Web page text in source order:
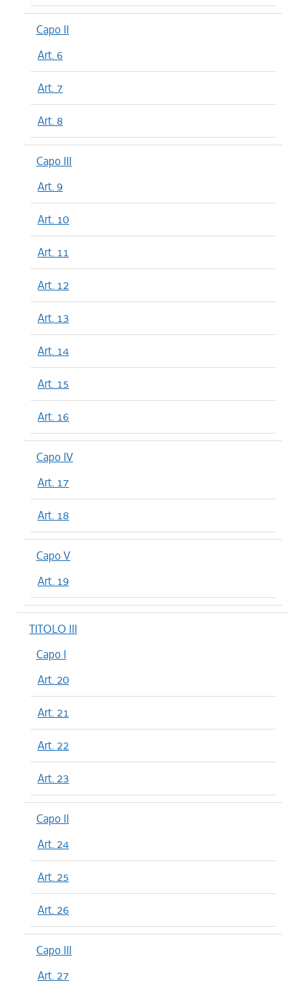
Capo II
Art. 6
Art. 7
Art. 8
Capo III
Art. 9
Art. 10
Art. 11
Art. 12
Art. 13
Art. 14
Art. 15
Art. 16
Capo IV
Art. 17
Art. 18
Capo V
Art. 19
TITOLO III
Capo I
Art. 20
Art. 21
Art. 22
Art. 23
Capo II
Art. 24
Art. 25
Art. 26
Capo III
Art. 27